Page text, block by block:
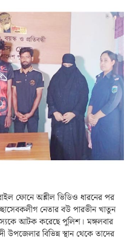
ফোনে অশ্লীল ভিডিও ধারনের পর
নেতার বউ পারভীন খাতুন
আটক করেছে পুলিশ। মঙ্গলবার
উপজেলার বিভিন্ন স্থান থেকে তাদের